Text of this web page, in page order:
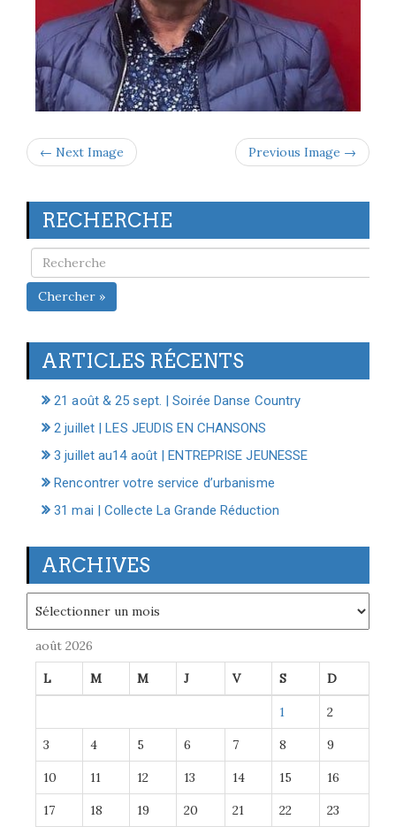
← Next Image Previous Image →
RECHERCHE
Chercher »
ARTICLES RÉCENTS
21 août & 25 sept. | Soirée Danse Country
2 juillet | LES JEUDIS EN CHANSONS
3 juillet au14 août | ENTREPRISE JEUNESSE
Rencontrer votre service d’urbanisme
31 mai | Collecte La Grande Réduction
ARCHIVES
août 2026
L M M J V S D
1 2
3 4 5 6 7 8 9
10 11 12 13 14 15 16
17 18 19 20 21 22 23